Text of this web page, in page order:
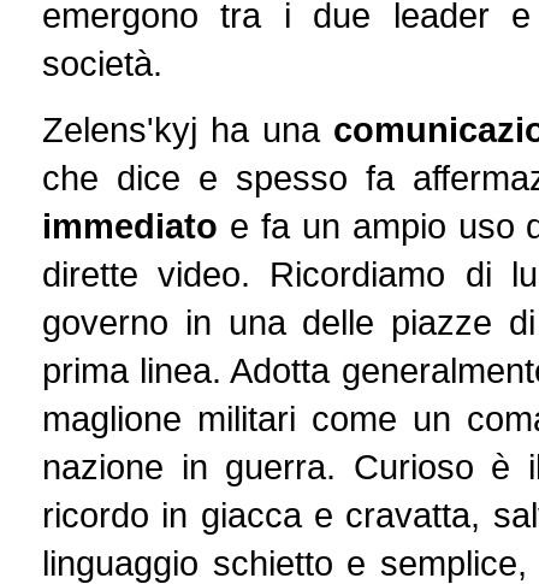
emergono tra i due leader
società.
Zelens'kyj ha una
che dice e spesso fa
immediato e fa un ampio uso
dirette video. Ricordiamo di
governo in una delle piazze
prima linea. Adotta
maglione militari come un
nazione in guerra. Curioso
ricordo in giacca e cravatta,
linguaggio schietto e